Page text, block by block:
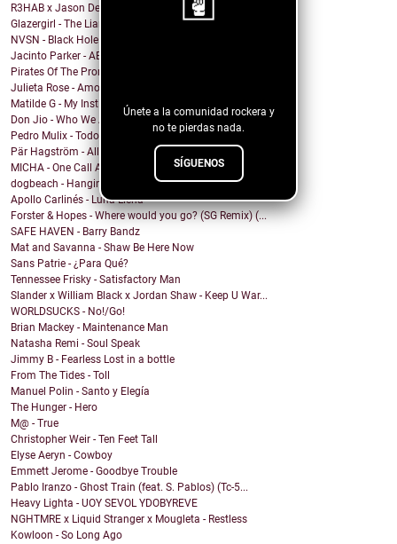
Únete a la comunidad rockera y
no te pierdas nada.
SÍGUENOS
R3HAB x Jason Derulo - Animal
Glazergirl - The Liar's Way
NVSN - Black Hole
Jacinto Parker - AEIOU
Pirates Of The Promised Land - Searching Through
Julieta Rose - Amor Propio
Matilde G - My Instincts Are Tragic
Don Jio - Who We Are
Pedro Mulix - Todo Ok
Pär Hagström - All God’s Children
MICHA - One Call Away
dogbeach - Hanging From The Ceiling
Apollo Carlinés - Luna Llena
Forster & Hopes - Where would you go? (SG Remix) (...
SAFE HAVEN - Barry Bandz
Mat and Savanna - Shaw Be Here Now
Sans Patrie - ¿Para Qué?
Tennessee Frisky - Satisfactory Man
Slander x William Black x Jordan Shaw - Keep U War...
WORLDSUCKS - No!/Go!
Brian Mackey - Maintenance Man
Natasha Remi - Soul Speak
Jimmy B - Fearless Lost in a bottle
From The Tides - Toll
Manuel Polin - Santo y Elegía
The Hunger - Hero
M@ - True
Christopher Weir - Ten Feet Tall
Elyse Aeryn - Cowboy
Emmett Jerome - Goodbye Trouble
Pablo Iranzo - Ghost Train (feat. S. Pablos) (Tc-5...
Heavy Lighta - UOY SEVOL YDOBYREVE
NGHTMRE x Liquid Stranger x Mougleta - Restless
Kowloon - So Long Ago